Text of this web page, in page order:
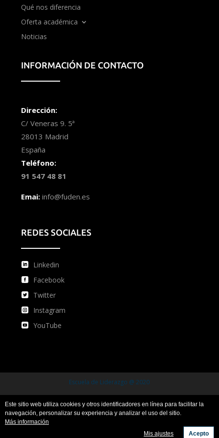
Este sitio web utiliza cookies y otros identificadores en línea para facilitar la
navegación, personalizar su experiencia y analizar el uso del sitio.
Más información
Mis ajustes
Acepto
Qué nos diferencia
Oferta académica
Noticias
INFORMACIÓN DE CONTACTO
Dirección:
C/ Veneras 9. 5ª
28013 Madrid
España
Teléfono:
91 547 48 81
Emai: info@fuden.es
REDES SOCIALES
Linkedin
Facebook
Twitter
Instagram
YouTube
Escuela de Liderazgo @ 2020
Condiciones de uso
Condiciones de compra
Política de privacidad y protección de datos